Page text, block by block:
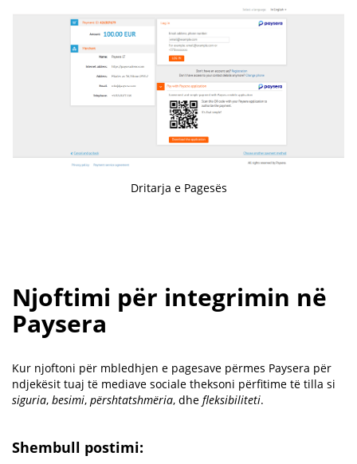
Dritarja e Pagesës
Njoftimi për integrimin në
Paysera
Kur njoftoni për mbledhjen e pagesave përmes Paysera për
ndjekësit tuaj të mediave sociale theksoni përfitime të tilla si
siguria, besimi, përshtatshmëria, dhe fleksibiliteti.
Shembull postimi: